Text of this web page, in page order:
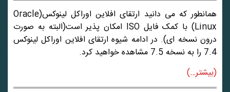
همانطور که می دانید ارتقای افلاین اوراکل لینوکس(Oracle
Linux) با کمک فایل ISO امکان پذیر است(البته به صورت
درون نسخه ای). در ادامه شیوه ارتقای افلاین اوراکل لینوکس
(بیشتر…)